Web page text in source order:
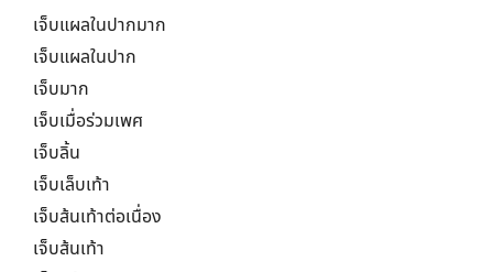
เจ็บแผลในปากมาก
เจ็บแผลในปาก
เจ็บมาก
เจ็บเมื่อร่วมเพศ
เจ็บลิ้น
เจ็บเล็บเท้า
เจ็บส้นเท้าต่อเนื่อง
เจ็บส้นเท้า